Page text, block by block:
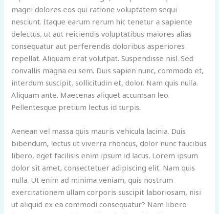
magni dolores eos qui ratione voluptatem sequi
nesciunt. Itaque earum rerum hic tenetur a sapiente
delectus, ut aut reiciendis voluptatibus maiores alias
consequatur aut perferendis doloribus asperiores
repellat. Aliquam erat volutpat. Suspendisse nisl. Sed
convallis magna eu sem. Duis sapien nunc, commodo et,
interdum suscipit, sollicitudin et, dolor. Nam quis nulla.
Aliquam ante. Maecenas aliquet accumsan leo.
Pellentesque pretium lectus id turpis.
Aenean vel massa quis mauris vehicula lacinia. Duis
bibendum, lectus ut viverra rhoncus, dolor nunc faucibus
libero, eget facilisis enim ipsum id lacus. Lorem ipsum
dolor sit amet, consectetuer adipiscing elit. Nam quis
nulla. Ut enim ad minima veniam, quis nostrum
exercitationem ullam corporis suscipit laboriosam, nisi
ut aliquid ex ea commodi consequatur? Nam libero